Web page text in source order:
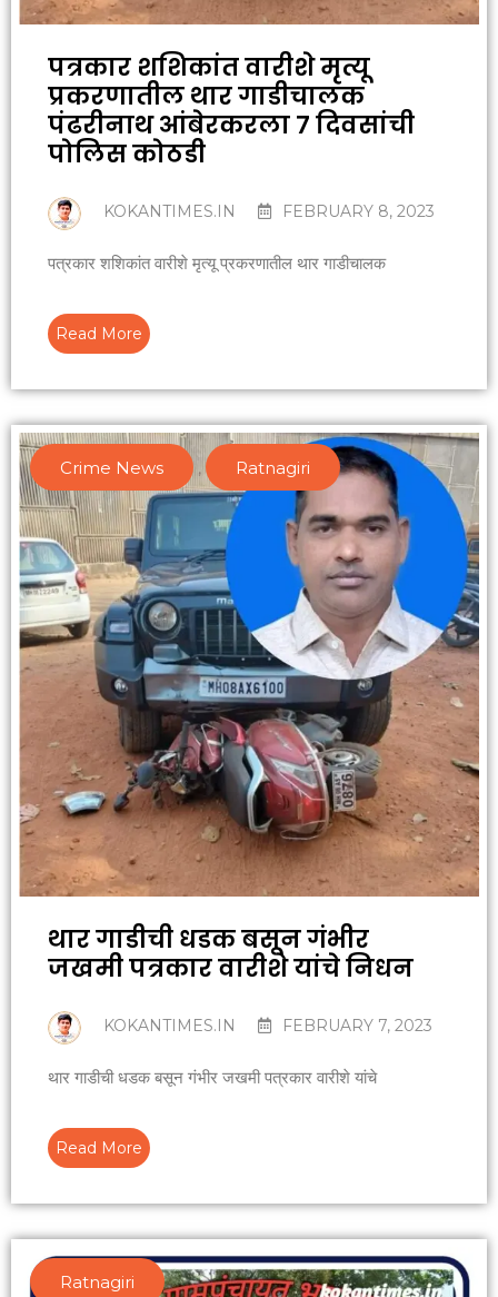
पत्रकार शशिकांत वारीशे मृत्यू
प्रकरणातील थार गाडीचालक
पंढरीनाथ आंबेरकरला ७ दिवसांची
पोलिस कोठडी
KOKANTIMES.IN FEBRUARY 8, 2023
पत्रकार शशिकांत वारीशे मृत्यू प्रकरणातील थार गाडीचालक
Read More
Crime News , Ratnagiri
थार गाडीची धडक बसून गंभीर
जखमी पत्रकार वारीशे यांचे निधन
KOKANTIMES.IN FEBRUARY 7, 2023
थार गाडीची धडक बसून गंभीर जखमी पत्रकार वारीशे यांचे
Read More
Ratnagiri